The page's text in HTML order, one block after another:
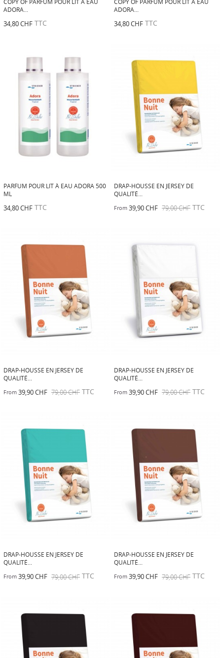
ADORA...
34,80 CHF TTC
ADORA...
34,80 CHF TTC
PARFUM POUR LIT À EAU ADORA 500
ML
34,80 CHF TTC
DRAP-HOUSSE EN JERSEY DE
QUALITÉ...
From 39,90 CHF 79,00 CHF TTC
DRAP-HOUSSE EN JERSEY DE
QUALITÉ...
From 39,90 CHF 79,00 CHF TTC
DRAP-HOUSSE EN JERSEY DE
QUALITÉ...
From 39,90 CHF 79,00 CHF TTC
DRAP-HOUSSE EN JERSEY DE
QUALITÉ...
From 39,90 CHF 79,00 CHF TTC
DRAP-HOUSSE EN JERSEY DE
QUALITÉ...
From 39,90 CHF 79,00 CHF TTC